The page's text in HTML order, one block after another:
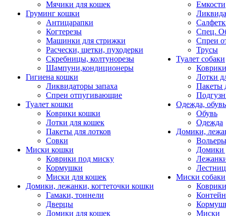
Мячики для кошек
Груминг кошки
Антицарапки
Когтерезы
Машинки для стрижки
Расчески, щетки, пуходерки
Скребницы, колтунорезы
Шампуни,кондиционеры
Гигиена кошки
Ликвидаторы запаха
Спреи отпугивающие
Туалет кошки
Коврики кошки
Лотки для кошек
Пакеты для лотков
Совки
Миски кошки
Коврики под миску
Кормушки
Миски для кошек
Домики, лежанки, когтеточки кошки
Гамаки, тоннели
Дверцы
Домики для кошек
Емкости
Спец.
Спреи
Трусы
Туалет собаки
Коврики
Лотки
Пакеты
Одежда, обувь
Обувь
Одежда
Домики,
Домики
Миски собаки
Миски